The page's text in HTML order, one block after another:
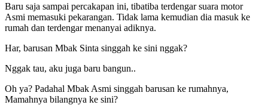
Baru saja sampai percakapan ini, tibatiba terdengar suara motor
Asmi memasuki pekarangan. Tidak lama kemudian dia masuk ke
rumah dan terdengar menanyai adiknya.
Har, barusan Mbak Sinta singgah ke sini nggak?
Nggak tau, aku juga baru bangun..
Oh ya? Padahal Mbak Asmi singgah barusan ke rumahnya,
Mamahnya bilangnya ke sini?